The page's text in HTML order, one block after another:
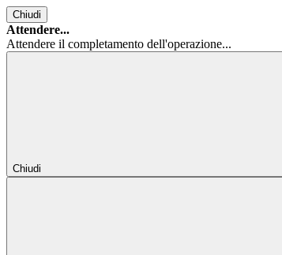
Chiudi
Attendere...
Attendere il completamento dell'operazione...
Chiudi